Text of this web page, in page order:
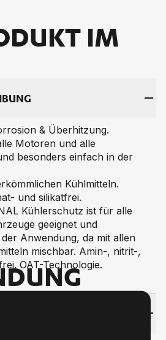
IM
& Überhitzung.
Motoren und alle
besonders einfach in der
Kühlmitteln.
und silikatfrei.
Kühlerschutz ist für alle
geeignet und
Anwendung, da mit allen
mischbar. Amin-, nitrit-,
OAT-Technologie.